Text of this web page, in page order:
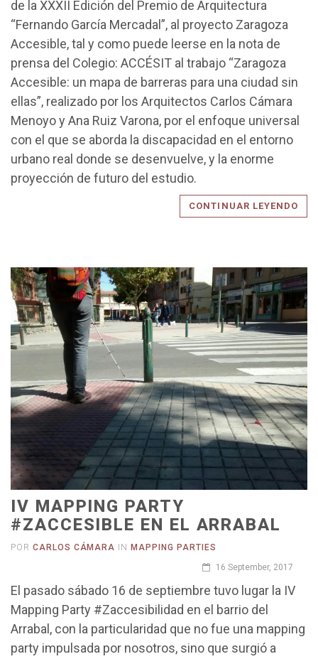
de la XXXII Edición del Premio de Arquitectura
“Fernando García Mercadal”, al proyecto Zaragoza
Accesible, tal y como puede leerse en la nota de
prensa del Colegio: ACCÉSIT al trabajo “Zaragoza
Accesible: un mapa de barreras para una ciudad sin
ellas”, realizado por los Arquitectos Carlos Cámara
Menoyo y Ana Ruiz Varona, por el enfoque universal
con el que se aborda la discapacidad en el entorno
urbano real donde se desenvuelve, y la enorme
proyección de futuro del estudio.
CONTINUAR LEYENDO
IV MAPPING PARTY
#ZACCESIBLE EN EL ARRABAL
POR CARLOS CÁMARA IN
MAPPING PARTIES
16 September, 2017
El pasado sábado 16 de septiembre tuvo lugar la IV
Mapping Party #Zaccesibilidad en el barrio del
Arrabal, con la particularidad que no fue una mapping
party impulsada por nosotros, sino que surgió a